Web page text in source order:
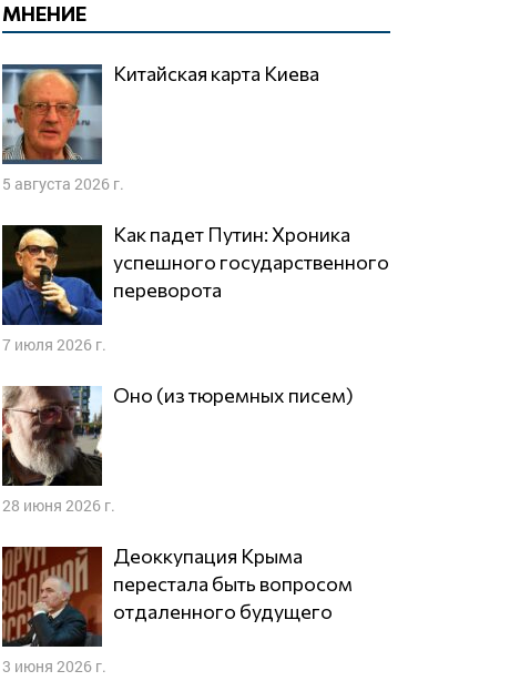
МНЕНИЕ
Китайская карта Киева
5 августа 2026 г.
Как падет Путин: Хроника
успешного государственного
переворота
7 июля 2026 г.
Оно (из тюремных писем)
28 июня 2026 г.
Деоккупация Крыма
перестала быть вопросом
отдаленного будущего
3 июня 2026 г.